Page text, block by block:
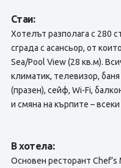
Стаи:
Хотелът разполага с 280
сграда с асансьор, от
Sea/Pool View (28 кв.м).
климатик, телевизор,
(празен), сейф, Wi-Fi,
и смяна на кърпите –
В хотела:
Основен ресторант Chef’s